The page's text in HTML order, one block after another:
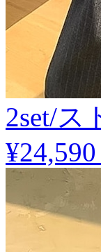
2set/ス
¥24,590